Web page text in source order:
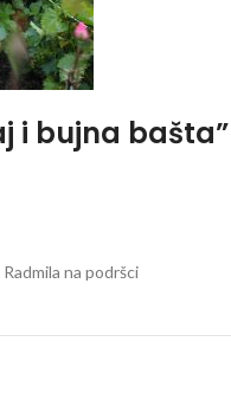
i bujna bašta”
na podršci